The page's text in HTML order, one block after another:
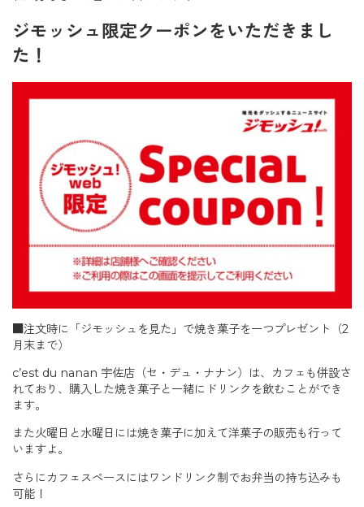
ジモッシュ限定クーポンをいただきまし
た！
■注文時に「ジモッシュを見た」で焼き菓子を一つプレゼント（2
月末まで）
c’est du nanan 宇佐店（セ・デュ・ナナン）は、カフェも併設さ
れており、購入した焼き菓子と一緒にドリンクを飲むことができ
ます。
また火曜日と水曜日には焼き菓子に加えて洋菓子の販売も行って
いますよ。
さらにカフェスペースにはワンドリンク制でお弁当の持ち込みも
可能！